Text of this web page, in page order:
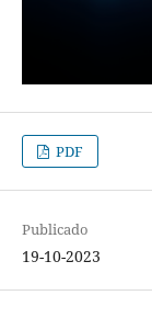
PDF
Publicado
19-10-2023